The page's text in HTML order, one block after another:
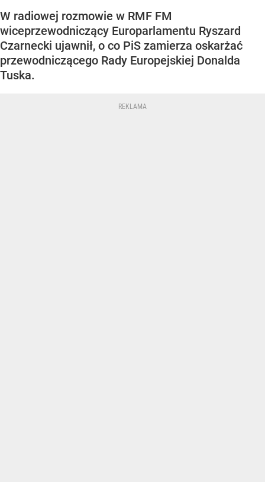
W radiowej rozmowie w RMF FM
wiceprzewodniczący Europarlamentu Ryszard
Czarnecki ujawnił, o co PiS zamierza oskarżać
przewodniczącego Rady Europejskiej Donalda
Tuska.